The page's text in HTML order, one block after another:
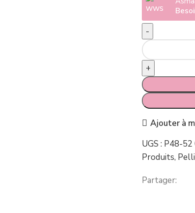
quantité de
Ajouter à
UGS : P48-52
Produits,
Partager: